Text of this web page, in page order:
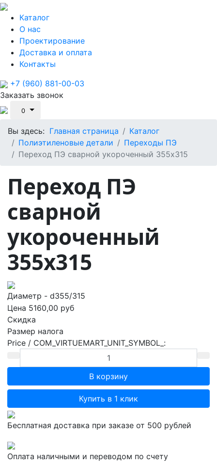
Каталог
О нас
Проектирование
Доставка и оплата
Контакты
+7 (960) 881-00-03
Заказать звонок
0
Вы здесь: Главная страница
Каталог
Полиэтиленовые детали
Переходы ПЭ
Переход ПЭ сварной укороченный 355х315
Переход ПЭ
сварной
укороченный
355х315
Диаметр - d355/315
Цена 5160,00 руб
Скидка
Размер налога
Price / COM_VIRTUEMART_UNIT_SYMBOL_:
Купить в 1 клик
Бесплатная доставка при заказе от 500 рублей
Оплата наличными и переводом по счету